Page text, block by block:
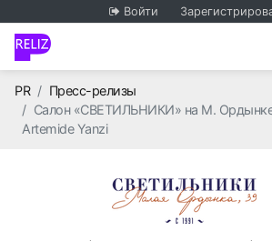
Войти
PRГлавная
Пресс-релизы
Салон «СВЕТИЛЬНИКИ» на М.
Artemide Yanzi